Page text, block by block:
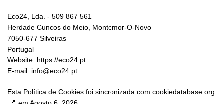
Eco24, Lda. - 509 867 561
Herdade Cuncos do Meio, Montemor-O-Novo
7050-677 Silveiras
Portugal
Website: https://eco24.pt
E-mail: info@eco24.pt
Esta Política de Cookies foi sincronizada com cookiedatabase.org